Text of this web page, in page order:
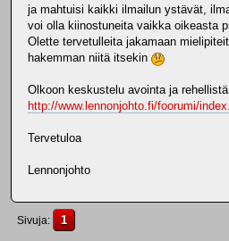
ja mahtuisi kaikki ilmailun ystävät,
voi olla kiinostuneita vaikka oikeasta
Olette tervetulleita jakamaan
hakemman niitä itsekin
Olkoon keskustelu avointa ja
http://www.lennonjohto.fi/foorumi/
Tervetuloa
Lennonjohto
Sivuja 1